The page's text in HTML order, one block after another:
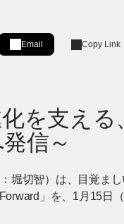
window]
Email Copy Link
を支え
信～
堀切智）は、目覚ま
」を、1月15日